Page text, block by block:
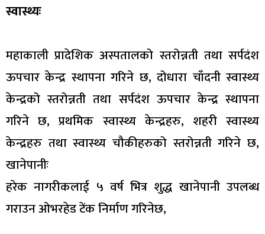
स्वास्थ्यः
महाकाली प्रादेशिक अस्पतालको स्तरोन्नती तथा सर्पदंश
ऊपचार केन्द्र स्थापना गरिने छ, दोधारा चाँदनी स्वास्थ्य
केन्द्रको स्तरोन्नती तथा सर्पदंश ऊपचार केन्द्र स्थापना
गरिने छ, प्रथमिक स्वास्थ्य केन्द्रहरु, शहरी स्वास्थ्य
केन्द्रहरु तथा स्वास्थ्य चौकीहरुको स्तरोन्नती गरिने छ,
खानेपानीः
हरेक नागरीकलाई ५ वर्ष भित्र शुद्ध खानेपानी उपलब्ध
गराउन ओभरहेड टेंक निर्माण गरिनेछ,